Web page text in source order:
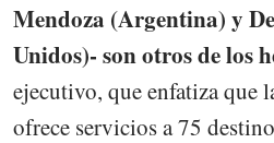
Mendoza (Argentina) y
Unidos)- son otros de los
ejecutivo, que enfatiza que
ofrece servicios a 75